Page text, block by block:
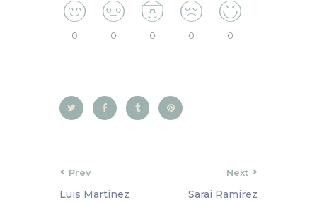
0 0 0 0 0
Prev
Luis Martinez
Next
Sarai Ramirez